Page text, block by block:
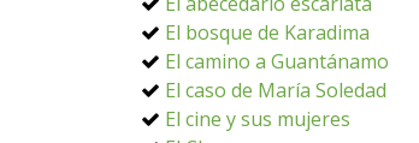
El bosque de Karadima
El camino a Guantánamo
El caso de María Soledad
El cine y sus mujeres